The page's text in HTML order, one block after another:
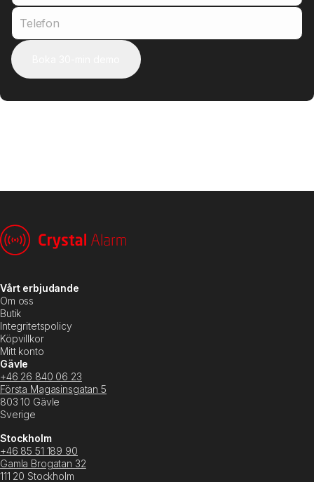
Telefon
Vårt erbjudande
Om oss
Butik
Integritetspolicy
Köpvillkor
Mitt konto
Gävle
+46 26 840 06 23
Första Magasinsgatan 5
803 10 Gävle
Sverige
Stockholm
+46 85 51 189 90
Gamla Brogatan 32
111 20 Stockholm